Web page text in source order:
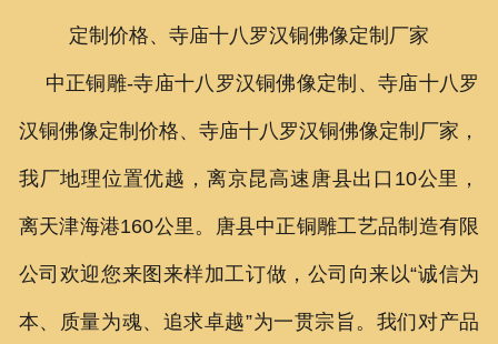
定制价格、寺庙十八罗汉铜佛像定制厂家
中正铜雕-寺庙十八罗汉铜佛像定制、 寺庙十八罗
汉铜佛像定制价格、 寺庙十八罗汉铜佛像定制厂家 ，
我厂地理位置优越，离京昆高速唐县出口10公里，
离天津海港160公里。唐县中正铜雕工艺品制造有限
公司欢迎您来图来样加工订做，公司向来以“诚信为
本、质量为魂、追求卓越”为一贯宗旨。我们对产品